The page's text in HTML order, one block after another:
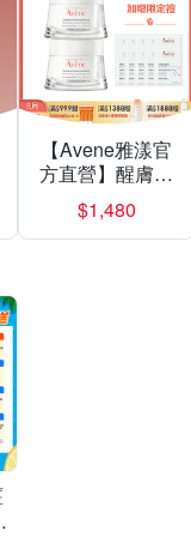
【Avene雅漾官
方直營】醒膚緊
實彈力霜50mlX2
入組
$1,480